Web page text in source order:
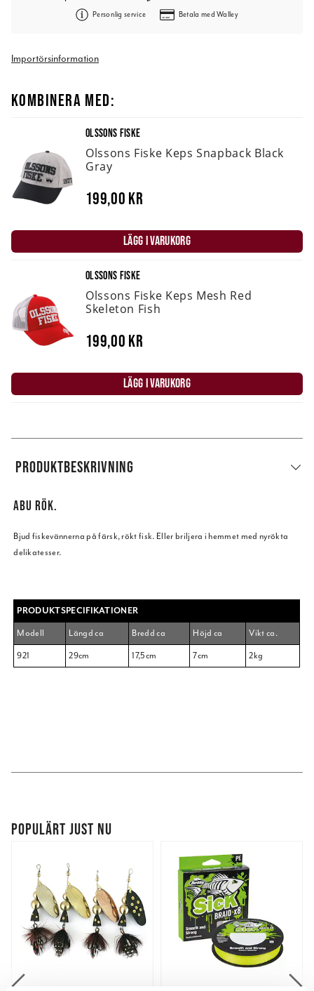
Personlig service Betala med Walley
Importörsinformation
KOMBINERA MED:
OLSSONS FISKE
Olssons Fiske Keps Snapback Black
Gray
199,00 kr
LÄGG I VARUKORG
OLSSONS FISKE
Olssons Fiske Keps Mesh Red
Skeleton Fish
199,00 kr
LÄGG I VARUKORG
PRODUKTBESKRIVNING
ABU RÖK.
Bjud fiskevännerna på färsk, rökt fisk. Eller briljera i hemmet med nyrökta
delikatesser.
PRODUKTSPECIFIKATIONER
Modell
Längd ca Bredd ca Höjd ca
Vikt ca.
921
29cm 17,5cm 7cm 2kg
POPULÄRT JUST NU